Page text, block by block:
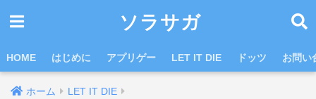
ソラサガ
HOME はじめに アプリゲー LET IT DIE ドッツ お問い
ホーム LET IT DIE